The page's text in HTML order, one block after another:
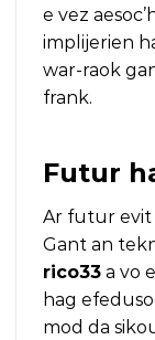
e vez
implijerien
war-raok
frank.
Futur
Ar futur evit
Gant an
rico33 a vo
hag
mod da